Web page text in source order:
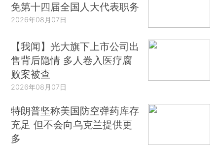
免第十四届全国人大代表职务
2026年08月07日
【我闻】光大旗下上市公司出
售背后隐情 多人卷入医疗腐
败案被查
2026年08月07日
特朗普坚称美国防空弹药库存
充足 但不会向乌克兰提供更
多